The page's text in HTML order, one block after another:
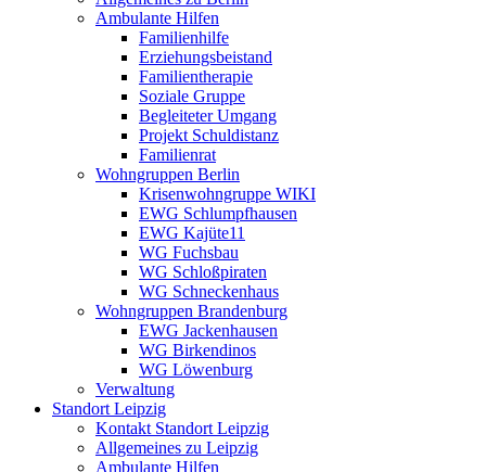
Ambulante Hilfen
Familienhilfe
Erziehungsbeistand
Familientherapie
Soziale Gruppe
Begleiteter Umgang
Projekt Schuldistanz
Familienrat
Wohngruppen Berlin
Krisenwohngruppe WIKI
EWG Schlumpfhausen
EWG Kajüte11
WG Fuchsbau
WG Schloßpiraten
WG Schneckenhaus
Wohngruppen Brandenburg
EWG Jackenhausen
WG Birkendinos
WG Löwenburg
Verwaltung
Standort Leipzig
Kontakt Standort Leipzig
Allgemeines zu Leipzig
Ambulante Hilfen